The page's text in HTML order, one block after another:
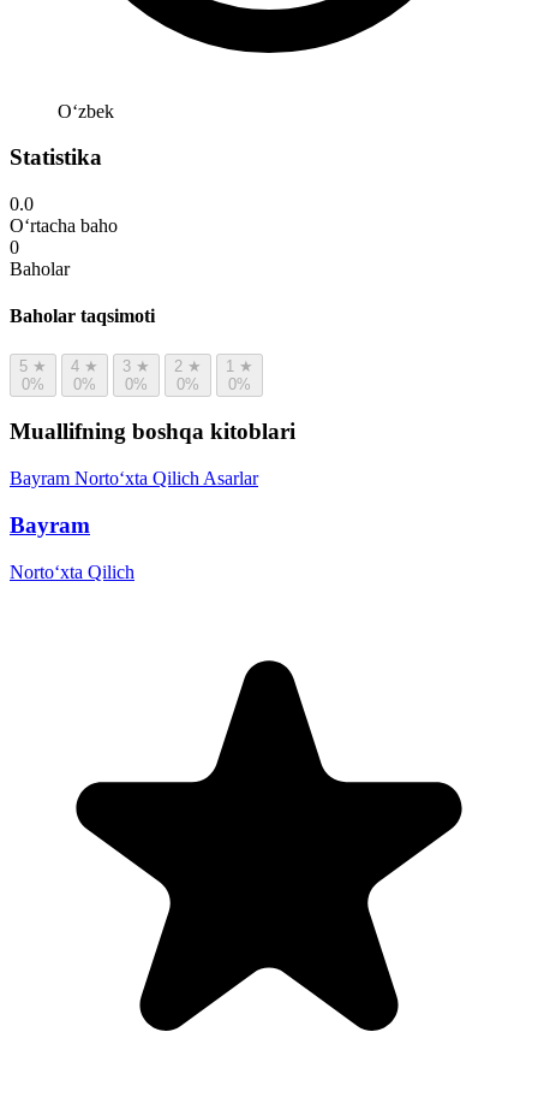
Oʻzbek
Statistika
0.0
O‘rtacha baho
0
Baholar
Baholar taqsimoti
5 ★
0%
4 ★
0%
3 ★
0%
2 ★
0%
1 ★
0%
Muallifning boshqa kitoblari
Bayram Norto‘xta Qilich Asarlar
Bayram
Norto‘xta Qilich